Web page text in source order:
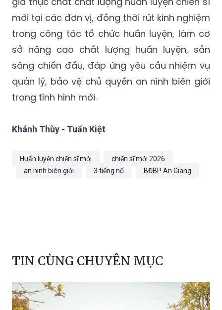
mới tại các đơn vị, đồng thời rút kinh nghiệm
trong công tác tổ chức huấn luyện, làm cơ
sở nâng cao chất lượng huấn luyện, sẵn
sàng chiến đấu, đáp ứng yêu cầu nhiệm vụ
quản lý, bảo vệ chủ quyền an ninh biên giới
trong tình hình mới.
Khánh Thùy - Tuấn Kiệt
Huấn luyện chiến sĩ mới
chiến sĩ mới 2026
an ninh biên giới
3 tiếng nổ BĐBP An Giang
TIN CÙNG CHUYÊN MỤC